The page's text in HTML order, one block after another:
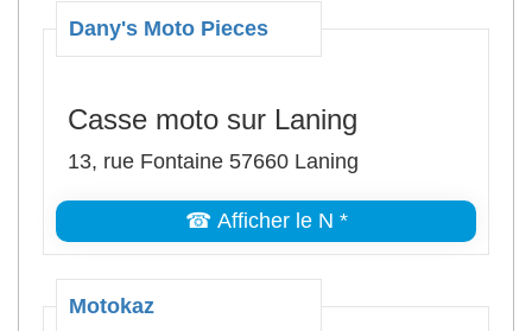
Dany's Moto Pieces
Casse moto sur Laning
13, rue Fontaine 57660 Laning
☎ Afficher le N *
Motokaz